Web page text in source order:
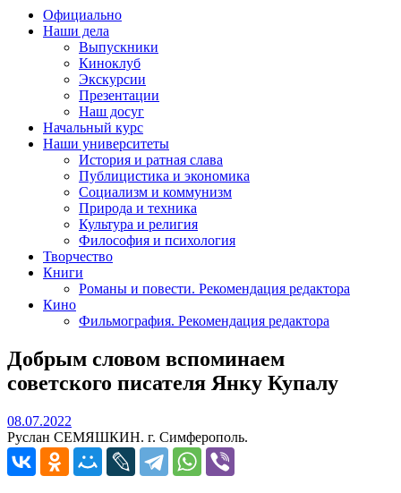
Официально
Наши дела
Выпускники
Киноклуб
Экскурсии
Презентации
Наш досуг
Начальный курс
Наши университеты
История и ратная слава
Публицистика и экономика
Социализм и коммунизм
Природа и техника
Культура и религия
Философия и психология
Творчество
Книги
Романы и повести. Рекомендация редактора
Кино
Фильмография. Рекомендация редактора
Добрым словом вспоминаем
советского писателя Янку Купалу
08.07.2022
Руслан СЕМЯШКИН. г. Симферополь.